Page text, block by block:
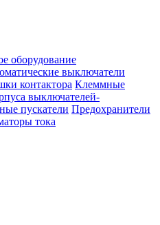
оборудование
выключатели
контактора Клеммные
выключателей-
пускатели Предохранители
тока